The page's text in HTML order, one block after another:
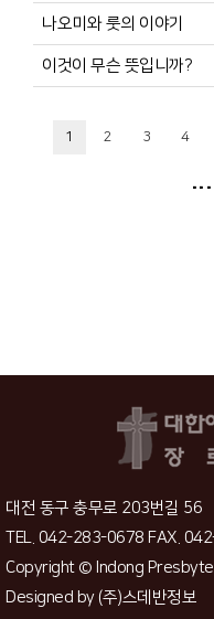
나오미와 룻의 이야기
이것이 무슨 뜻입니까?
1 2 3 4
...
대전 동구 충무로 203번길 56
TEL. 042-283-0678 FAX.
Copyright © Indong
Designed by(주)스데반정보